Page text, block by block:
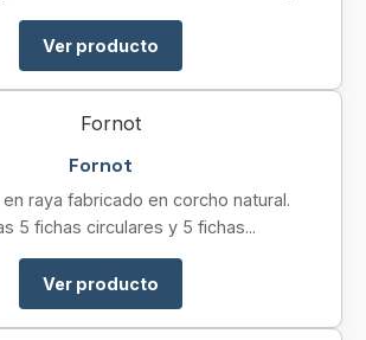
Ver producto
Fornot
raya fabricado en corcho natural.
5 fichas circulares y 5 fichas...
Ver producto